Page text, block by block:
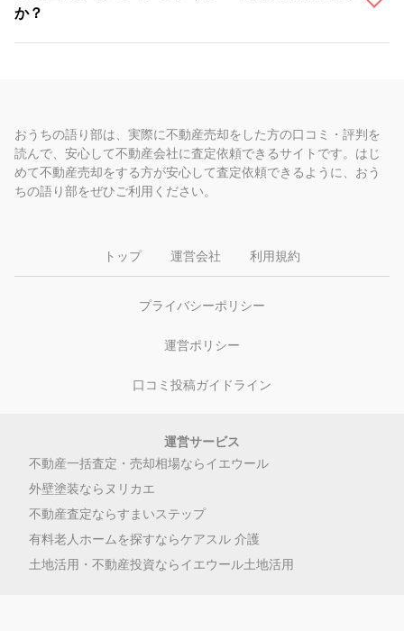
か？
おうちの語り部は、実際に不動産売却をした方の口コミ・評判を
読んで、安心して不動産会社に査定依頼できるサイトです。はじ
めて不動産売却をする方が安心して査定依頼できるように、おう
ちの語り部をぜひご利用ください。
トップ 運営会社 利用規約
プライバシーポリシー
運営ポリシー
口コミ投稿ガイドライン
運営サービス
不動産一括査定・売却相場ならイエウール
外壁塗装ならヌリカエ
不動産査定ならすまいステップ
有料老人ホームを探すならケアスル 介護
土地活用・不動産投資ならイエウール土地活用